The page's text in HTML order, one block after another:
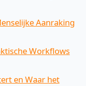
Aanraking
Workflows
en Waar het